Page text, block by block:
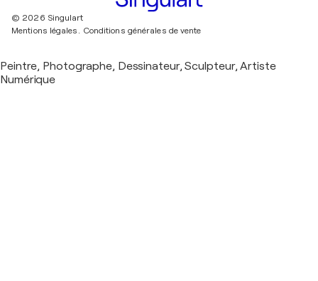
© 2026 Singulart
Mentions légales. Conditions générales de vente
Peintre, Photographe, Dessinateur, Sculpteur, Artiste
Numérique